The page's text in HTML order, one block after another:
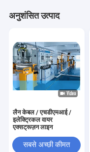
अनुशंसित उत्पाद
लैन केबल / एचडीएमआई /
इलेक्ट्रिकल वायर
एक्सट्रूज़न लाइन
सबसे अच्छी कीमत